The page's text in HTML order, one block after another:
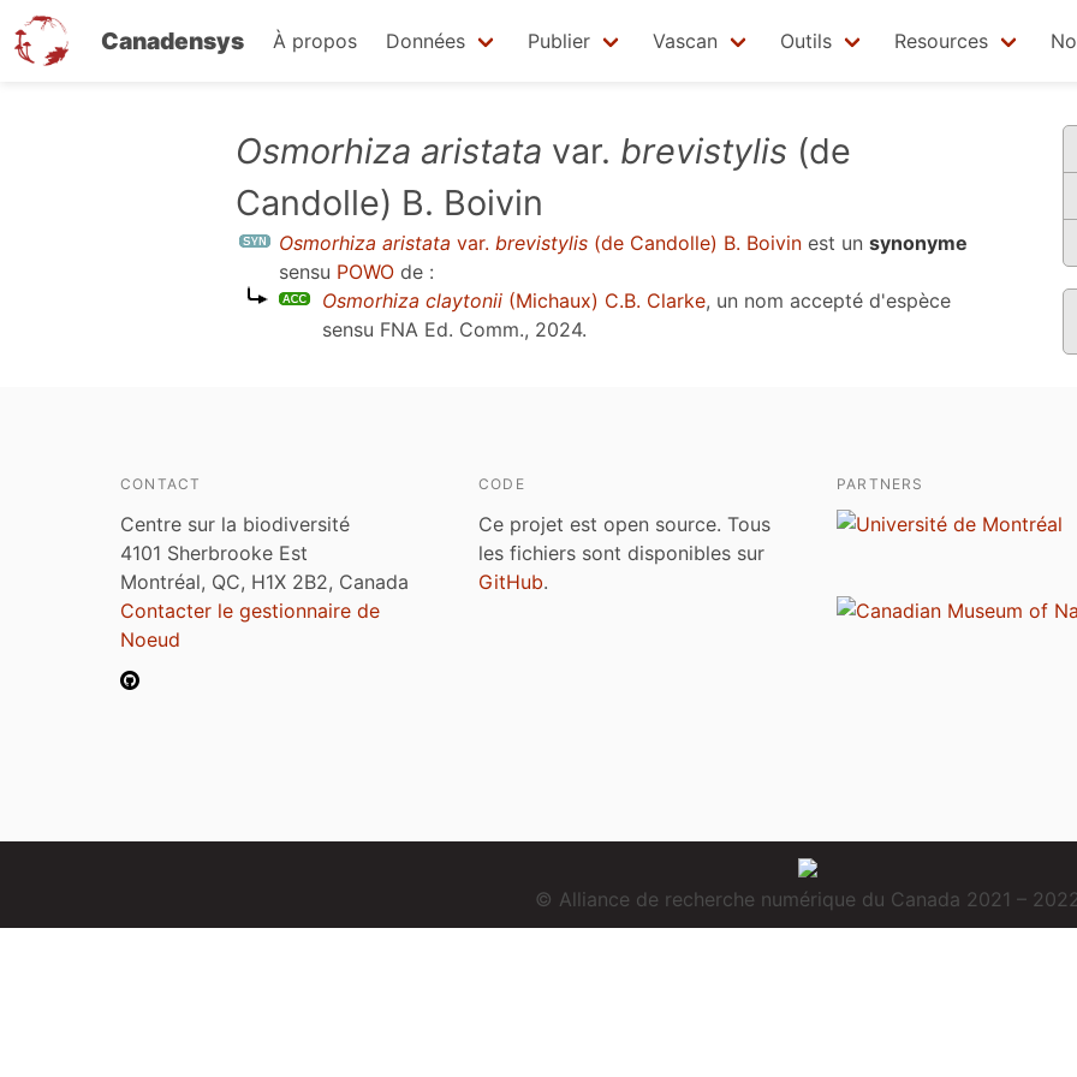
Canadensys À propos Données Publier Vascan Outils Resources
Osmorhiza aristata var. brevistylis (de
Candolle) B. Boivin
Osmorhiza aristata var. brevistylis (de Candolle) B. Boivin est un synonyme
sensu POWO de :
Osmorhiza claytonii (Michaux) C.B. Clarke, un nom accepté d'espèce
sensu FNA Ed. Comm., 2024.
CONTACT
Centre sur la biodiversité
4101 Sherbrooke Est
Montréal, QC, H1X 2B2, Canada
Contacter le gestionnaire de
Noeud
CODE
Ce projet est open source. Tous
les fichiers sont disponibles sur
GitHub.
PARTNERS
© Alliance de recherche numérique du Canada 2021 –